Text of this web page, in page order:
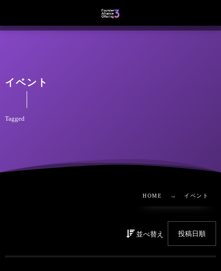
イベント
Tagged
HOME イベント
並べ替え